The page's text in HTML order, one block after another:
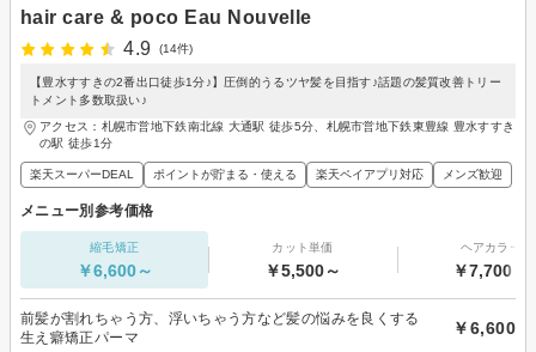
hair care & poco Eau Nouvelle
4.9
(14件)
【豊水すすきの2番出口徒歩1分♪】圧倒的うるツヤ髪を目指す♪話題の髪質改善トリー
トメント多数取扱い♪
アクセス：札幌市営地下鉄南北線 大通駅 徒歩5分、札幌市営地下鉄東豊線 豊水すすき
の駅 徒歩1分
楽天スーパーDEAL ポイントが貯まる・使える 楽天ペイアプリ対応 メンズ歓迎
メニュー別参考価格
縮毛矯正
￥6,600～
カット単価
￥5,500～
ヘアカラー
￥7,700～
前髪が割れちゃう方、浮いちゃう方など髪の悩みを良くする
生え癖矯正パーマ
￥6,600